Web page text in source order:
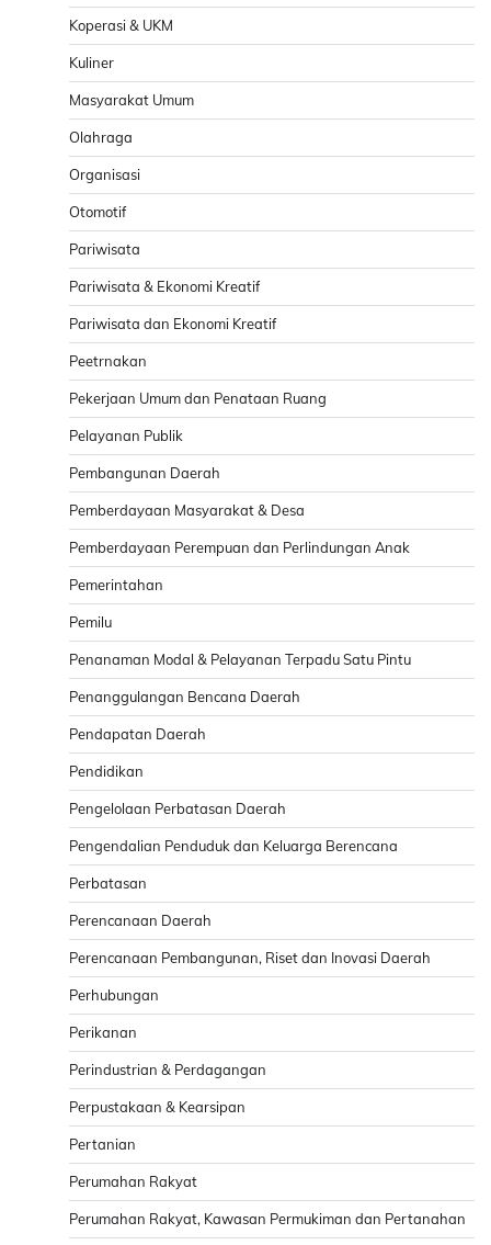
Koperasi & UKM
Kuliner
Masyarakat Umum
Olahraga
Organisasi
Otomotif
Pariwisata
Pariwisata & Ekonomi Kreatif
Pariwisata dan Ekonomi Kreatif
Peetrnakan
Pekerjaan Umum dan Penataan Ruang
Pelayanan Publik
Pembangunan Daerah
Pemberdayaan Masyarakat & Desa
Pemberdayaan Perempuan dan Perlindungan Anak
Pemerintahan
Pemilu
Penanaman Modal & Pelayanan Terpadu Satu Pintu
Penanggulangan Bencana Daerah
Pendapatan Daerah
Pendidikan
Pengelolaan Perbatasan Daerah
Pengendalian Penduduk dan Keluarga Berencana
Perbatasan
Perencanaan Daerah
Perencanaan Pembangunan, Riset dan Inovasi Daerah
Perhubungan
Perikanan
Perindustrian & Perdagangan
Perpustakaan & Kearsipan
Pertanian
Perumahan Rakyat
Perumahan Rakyat, Kawasan Permukiman dan Pertanahan